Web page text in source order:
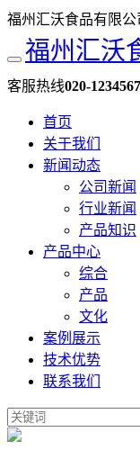
福州汇沃食品有限公
福州汇沃
客服热线020-
首页
关于我们
新闻动态
公司新闻
行业新闻
产品知识
产品中心
综合
产品
文化
案例展示
技术优势
联系我们